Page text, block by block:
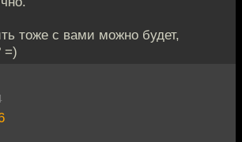
тоже с вами можно будет,
=)